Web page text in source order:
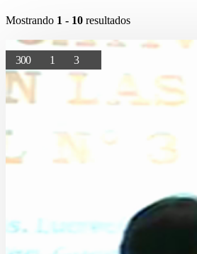
Mostrando 1 - 10 resultados
300 1 3